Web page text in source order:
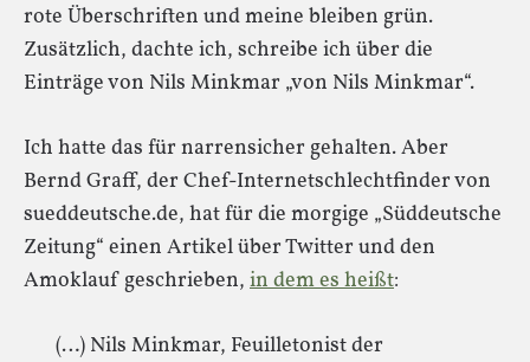
rote Überschriften und meine bleiben grün.
Zusätzlich, dachte ich, schreibe ich über die
Einträge von Nils Minkmar „von Nils Minkmar“.
Ich hatte das für narrensicher gehalten. Aber
Bernd Graff, der Chef-Internetschlechtfinder von
sueddeutsche.de, hat für die morgige „Süddeutsche
Zeitung“ einen Artikel über Twitter und den
Amoklauf geschrieben, in dem es heißt:
(…) Nils Minkmar, Feuilletonist der